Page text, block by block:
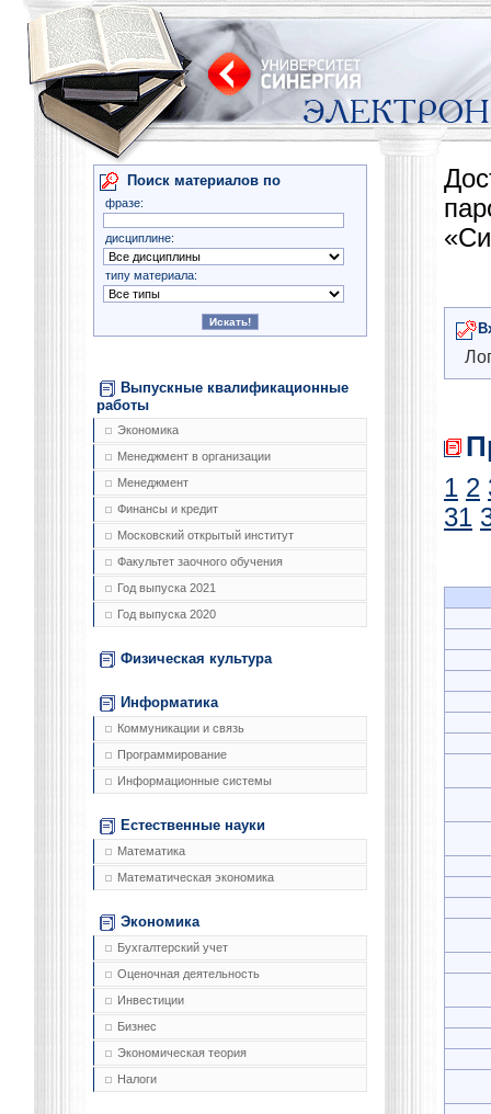
Поиск материалов по
фразе:
дисциплине:
типу материала:
Выпускные квалификационные
работы
Экономика
Менеджмент в организации
Менеджмент
Финансы и кредит
Московский открытый институт
Факультет заочного обучения
Год выпуска 2021
Год выпуска 2020
Физическая культура
Информатика
Коммуникации и связь
Программирование
Информационные системы
Естественные науки
Математика
Математическая экономика
Экономика
Бухгалтерский учет
Оценочная деятельность
Инвестиции
Бизнес
Экономическая теория
Налоги
1 2
31